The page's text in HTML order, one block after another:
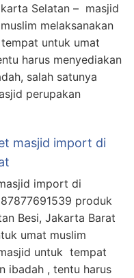
Selatan – masjid
melaksanakan
untuk umat
harus menyediakan
salah satunya
perupakan
masjid import di
import di
produk
Besi, Jakarta Barat
umat muslim
untuk tempat
ibadah , tentu harus